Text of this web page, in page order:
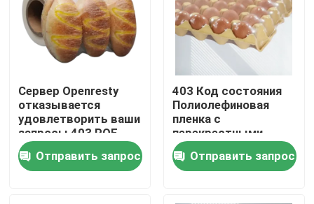
Главная страница
Продукция
Сервер Openresty
отказывается
удовлетворить ваши
запросы 403 POF
Термоусадочная
пленка для B2B
требований
Отправить запрос
403 Код состояния
Полиолефиновая
пленка с
перекрестными
связями,
отвечающая
стандартам
Отправить запрос